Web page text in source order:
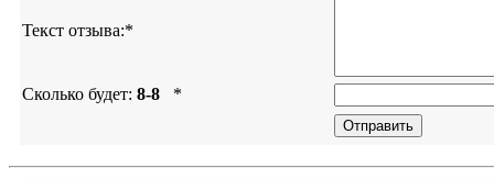
Текст отзыва:*
Сколько будет: 8-8 *